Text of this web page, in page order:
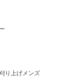
り上げメンズ